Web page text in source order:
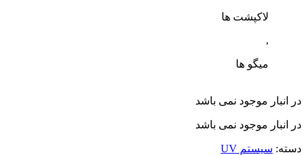
لاکپشت ها
,
میگو ها
در انبار موجود نمی باشد
در انبار موجود نمی باشد
دسته: سیستم UV